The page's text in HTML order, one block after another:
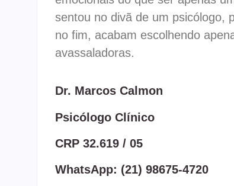
sentou no divã de um psicólogo,
no fim, acabam escolhendo
avassaladoras.
Dr. Marcos Calmon
Psicólogo Clínico
CRP 32.619 / 05
WhatsApp: (21) 98675-4720